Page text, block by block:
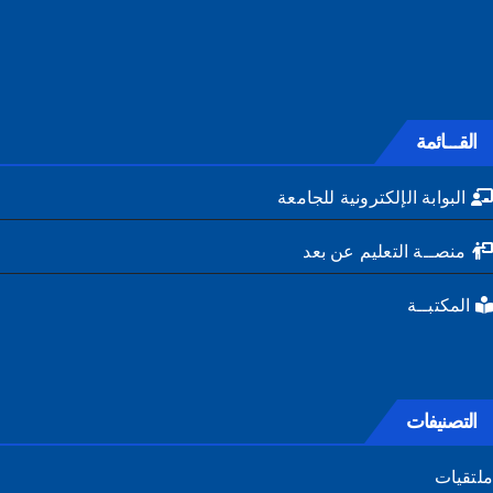
القـــائمة
البوابة الإلكترونية للجامعة
منصــة التعليم عن بعد
المكتبــة
التصنيفات